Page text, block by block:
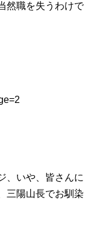
然職を失うわけで
、いや、皆さんに
三陽山長でお馴染